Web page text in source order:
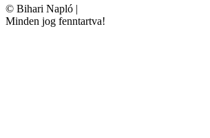
© Bihari Napló |
Minden jog fenntartva!